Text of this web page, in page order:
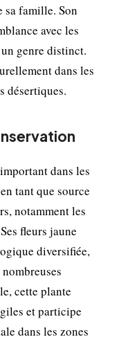
sa famille. Son
avec les
genre distinct.
dans les
désertiques.
dans les
tant que source
notamment les
fleurs jaune
diversifiée,
cette plante
et participe
dans les zones